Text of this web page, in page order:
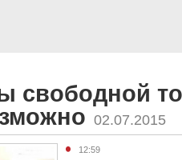
свободной
02.07.2015
12:59